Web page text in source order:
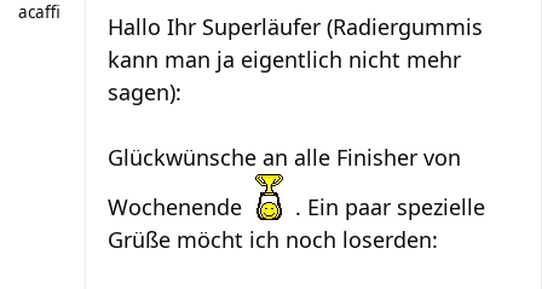
acaffi
Hallo Ihr Superläufer (Radiergummis
kann man ja eigentlich nicht mehr
sagen):
Glückwünsche an alle Finisher von
Wochenende
. Ein paar spezielle
Grüße möcht ich noch loserden: